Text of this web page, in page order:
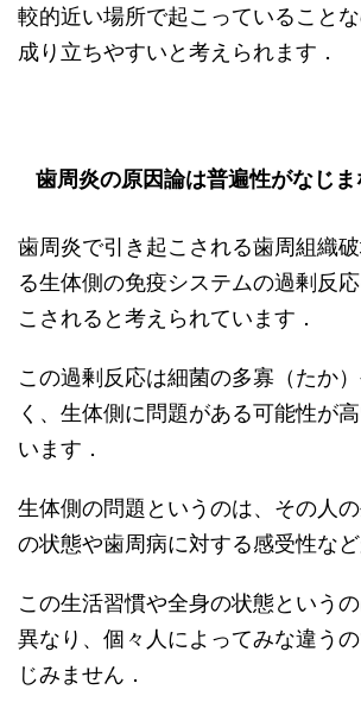
較的近い場所で起こっていること
成り立ちやすいと考えられます．
歯周炎の原因論は普遍性がなじ
歯周炎で引き起こされる歯周組織
る生体側の免疫システムの過剰反
こされると考えられています．
この過剰反応は細菌の多寡（たか
く、生体側に問題がある可能性が
います．
生体側の問題というのは、その人
の状態や歯周病に対する感受性など
この生活習慣や全身の状態という
異なり、個々人によってみな違う
じみません．